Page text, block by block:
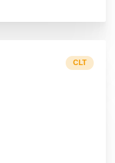
CLT